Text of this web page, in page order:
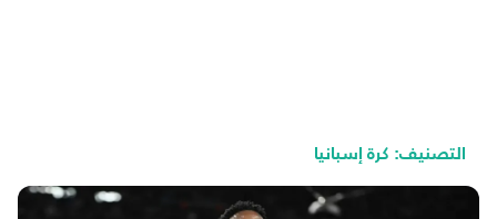
التصنيف: كرة إسبانيا